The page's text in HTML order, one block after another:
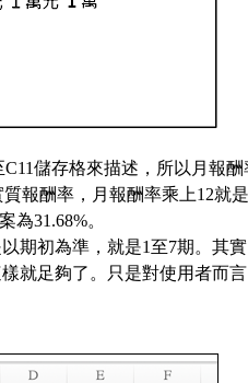
儲存格來描述，所以月報
質報酬率，月報酬率乘上12就
為31.68%。
期初為準，就是1至7期。其
就足夠了。只是對使用者而